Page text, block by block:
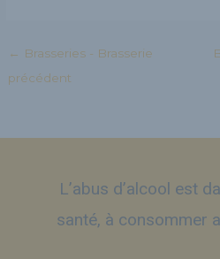
← Brasseries - Brasserie
précédent
L’abus d’alcool est
santé, à consommer